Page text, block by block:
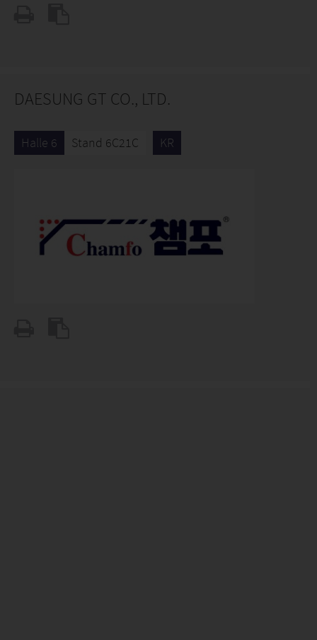
DAESUNG GT CO., LTD.
Halle 6 Stand 6C21C KR